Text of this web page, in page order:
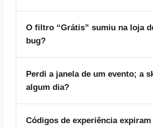
bônus de XP só vale dentro do
implementou a função.
O filtro “Grátis” sumiu na loja
bug?
“View All Items”. Subcategorias
exibem essa opção.
Perdi a janela de um evento; a
algum dia?
ressurgem, geralmente vêm com
Códigos de experiência